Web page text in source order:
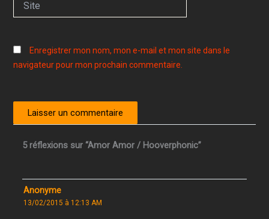
Enregistrer mon nom, mon e-mail et mon site dans le
navigateur pour mon prochain commentaire.
5 réflexions sur “Amor Amor / Hooverphonic”
Anonyme
13/02/2015 à 12:13 AM